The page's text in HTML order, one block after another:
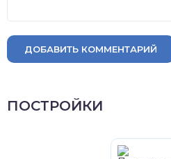
ДОБАВИТЬ КОММЕНТАРИЙ
ПОСТРОЙКИ